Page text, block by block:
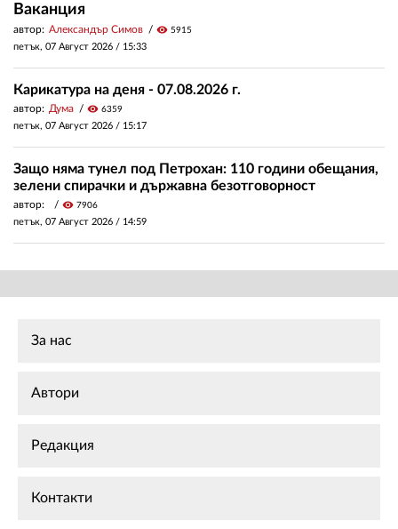
Ваканция
автор: Александър Симов visibility 5915
петък, 07 Август 2026 / 15:33
Карикатура на деня - 07.08.2026 г.
автор: Дума visibility 6359
петък, 07 Август 2026 / 15:17
Защо няма тунел под Петрохан: 110 години обещания,
зелени спирачки и държавна безотговорност
автор: visibility 7906
петък, 07 Август 2026 / 14:59
За нас
Автори
Редакция
Контакти